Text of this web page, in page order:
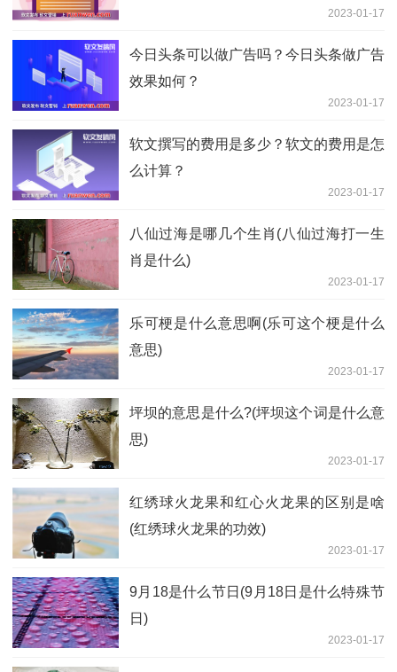
2023-01-17
今日头条可以做广告吗？今日头条做广告
效果如何？
2023-01-17
软文撰写的费用是多少？软文的费用是怎
么计算？
2023-01-17
八仙过海是哪几个生肖(八仙过海打一生
肖是什么)
2023-01-17
乐可梗是什么意思啊(乐可这个梗是什么
意思)
2023-01-17
坪坝的意思是什么?(坪坝这个词是什么意
思)
2023-01-17
红绣球火龙果和红心火龙果的区别是啥
(红绣球火龙果的功效)
2023-01-17
9月18是什么节日(9月18日是什么特殊节
日)
2023-01-17